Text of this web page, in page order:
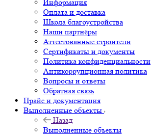
Информация
Оплата и доставка
Школа благоустройства
Наши партнёры
Аттестованные строители
Сертификаты и документы
Политика конфиденциальности
Антикоррупционная политика
Вопросы и ответы
Обратная связь
Прайс и документация
Выполненные объекты
Назад
Выполненные объекты